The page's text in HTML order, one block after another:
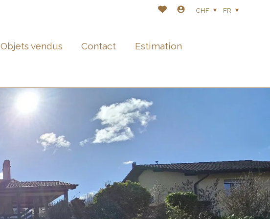
Objets vendus Contact Estimation
CHF FR